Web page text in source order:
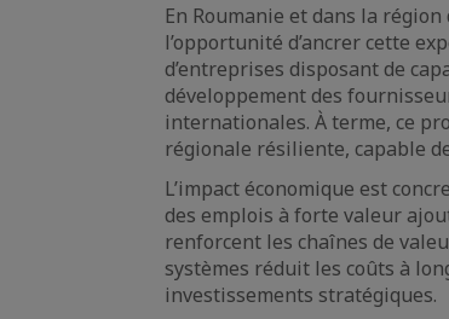
En Roumanie et dans la
l’opportunité d’ancrer cette
d’entreprises disposant de
développement des
internationales. À terme, ce
régionale résiliente, capable
L’impact économique est
des emplois à forte valeur
renforcent les chaînes de
systèmes réduit les coûts à
investissements stratégiques.